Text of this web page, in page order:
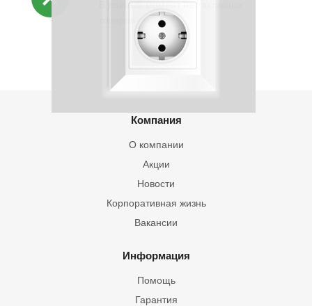
В данный момент нет активных
Компания
О компании
Акции
Новости
Корпоративная жизнь
Вакансии
Информация
Помощь
Гарантия